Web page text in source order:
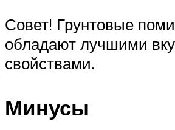
Совет! Грунтовые
обладают лучшими
свойствами.
Минусы